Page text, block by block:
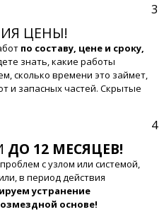
3
ЦЕНЫ!
по составу, цене и сроку,
знать, какие работы
сколько времени это займет,
и запасных частей. Скрытые
4
ДО 12 МЕСЯЦЕВ!
с узлом или системой,
в период действия
устранение
основе!